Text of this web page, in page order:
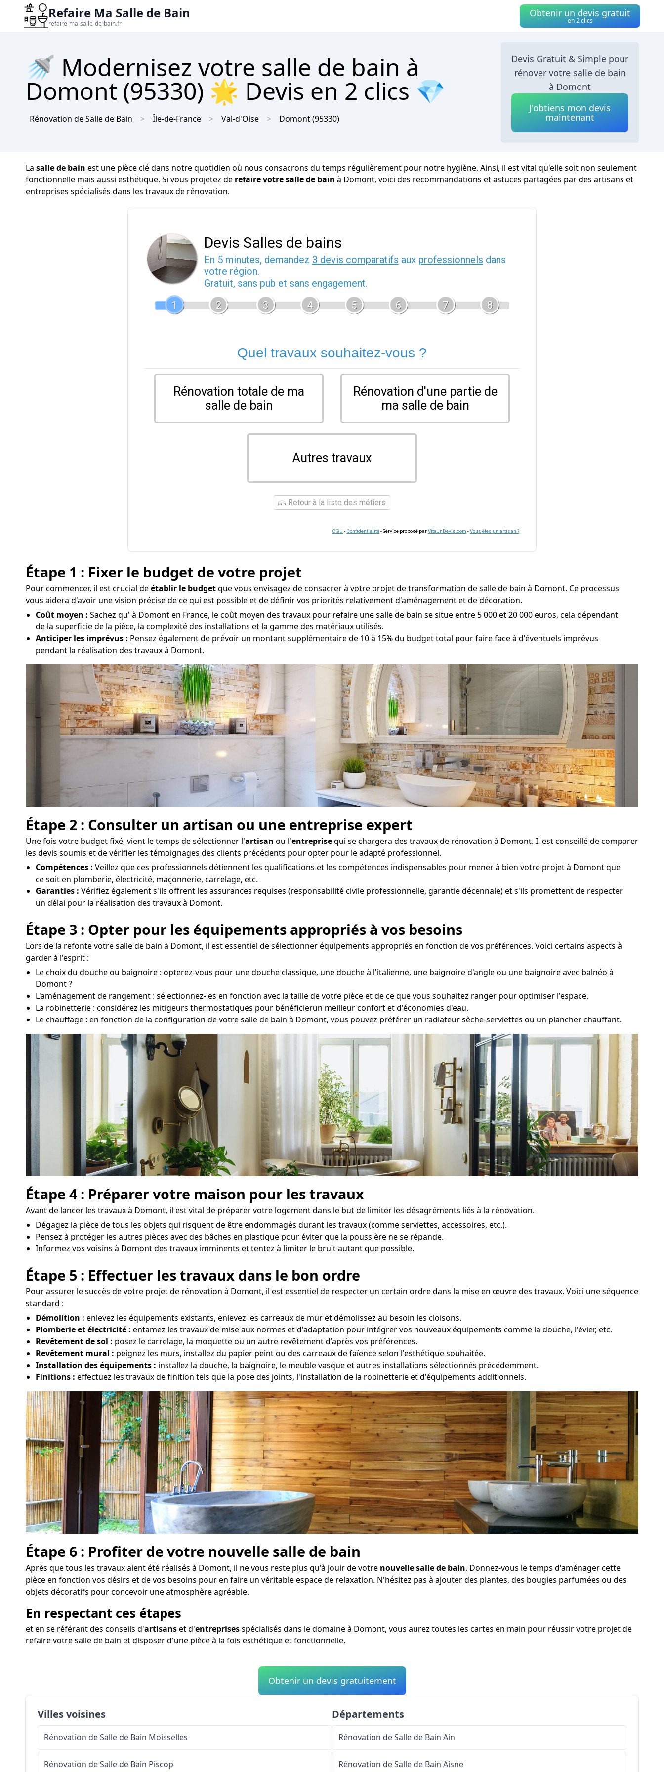
Refaire Ma Salle de Bain
refaire-ma-salle-de-bain.fr
Obtenir un devis gratuit
en 2 clics
🚿 Modernisez votre salle de bain à
Domont (95330) 🌟 Devis en 2 clics 💎
Rénovation de Salle de Bain Île-de-France Val-d'Oise Domont(95330)
Devis Gratuit & Simple pour
rénover votre salle de bain
à Domont
J'obtiens mon devis
maintenant
La salle de bain est une pièce clé dans notre quotidien où nous consacrons du temps régulièrement pour notre hygiène. Ainsi, il est vital qu'elle soit non seulement
fonctionnelle mais aussi esthétique. Si vous projetez de refaire votre salle de bain à Domont, voici des recommandations et astuces partagées par des artisans et
entreprises spécialisés dans les travaux de rénovation.
Devis Salles de bains
En 5 minutes, demandez 3 devis comparatifs aux professionnels dans
votre région.
Gratuit, sans pub et sans engagement.
1
2 3 4 5 6 7 8
Quel travaux souhaitez-vous ?
Rénovation totale de ma
salle de bain
Rénovation d'une partie de
ma salle de bain
Autres travaux
Retour à la liste des métiers
CGU - Confidentialité- Service proposé parViteUnDevis.com -Vous êtes un artisan ?
Étape 1 : Fixer le budget de votre projet
Pour commencer, il est crucial deétablir le budgetque vous envisagez de consacrer à votre projet de transformation de salle de bain à Domont. Ce processus
vous aidera d'avoir une vision précise de ce qui est possible et de définir vos priorités relativement d'aménagement et de décoration.
Coût moyen : Sachez qu' à Domont en France, le coût moyen des travaux pour refaire une salle de bain se situe entre 5 000 et 20 000 euros, cela dépendant
de la superficie de la pièce, la complexité des installations et la gamme des matériaux utilisés.
Anticiper les imprévus : Pensez également de prévoir un montant supplémentaire de 10 à 15% du budget total pour faire face à d'éventuels imprévus
pendant la réalisation des travaux à Domont.
Étape 2 : Consulter un artisan ou une entreprise expert
Une fois votre budget fixé, vient le temps de sélectionner l'artisan ou l'entreprisequi se chargera des travaux de rénovation à Domont. Il est conseillé de comparer
les devis soumis et de vérifier les témoignages des clients précédents pour opter pour le adapté professionnel.
Compétences : Veillez que ces professionnels détiennent les qualifications et les compétences indispensables pour mener à bien votre projet à Domont que
ce soit en plomberie, électricité, maçonnerie, carrelage, etc.
Garanties : Vérifiez également s'ils offrent les assurances requises (responsabilité civile professionnelle, garantie décennale) et s'ils promettent de respecter
un délai pour la réalisation des travaux à Domont.
Étape 3 : Opter pour les équipements appropriés à vos besoins
Lors de la refonte votre salle de bain à Domont, il est essentiel de sélectionner équipements appropriés en fonction de vos préférences. Voici certains aspects à
garder à l'esprit :
Le choix du douche ou baignoire : opterez-vous pour une douche classique, une douche à l'italienne, une baignoire d'angle ou une baignoire avec balnéo à
Domont ?
L'aménagement de rangement : sélectionnez-les en fonction avec la taille de votre pièce et de ce que vous souhaitez ranger pour optimiser l'espace.
La robinetterie : considérez les mitigeurs thermostatiques pour bénéficierun meilleur confort et d'économies d'eau.
Le chauffage : en fonction de la configuration de votre salle de bain à Domont, vous pouvez préférer un radiateur sèche-serviettes ou un plancher chauffant.
Étape 4 : Préparer votre maison pour les travaux
Avant de lancer les travaux à Domont, il est vital de préparer votre logement dans le but de limiter les désagréments liés à la rénovation.
Dégagez la pièce de tous les objets qui risquent de être endommagés durant les travaux (comme serviettes, accessoires, etc.).
Pensez à protéger les autres pièces avec des bâches en plastique pour éviter que la poussière ne se répande.
Informez vos voisins à Domont des travaux imminents et tentez à limiter le bruit autant que possible.
Étape 5 : Effectuer les travaux dans le bon ordre
Pour assurer le succès de votre projet de rénovation à Domont, il est essentiel de respecter un certain ordre dans la mise en œuvre des travaux. Voici une séquence
standard :
Démolition : enlevez les équipements existants, enlevez les carreaux de mur et démolissez au besoin les cloisons.
Plomberie et électricité : entamez les travaux de mise aux normes et d'adaptation pour intégrer vos nouveaux équipements comme la douche, l'évier, etc.
Revêtement de sol : posez le carrelage, la moquette ou un autre revêtement d'après vos préférences.
Revêtement mural : peignez les murs, installez du papier peint ou des carreaux de faïence selon l'esthétique souhaitée.
Installation des équipements : installez la douche, la baignoire, le meuble vasque et autres installations sélectionnés précédemment.
Finitions : effectuez les travaux de finition tels que la pose des joints, l'installation de la robinetterie et d'équipements additionnels.
Étape 6 : Profiter de votre nouvelle salle de bain
Après que tous les travaux aient été réalisés à Domont, il ne vous reste plus qu'à jouir de votre nouvelle salle de bain. Donnez-vous le temps d'aménager cette
pièce en fonction vos désirs et de vos besoins pour en faire un véritable espace de relaxation. N'hésitez pas à ajouter des plantes, des bougies parfumées ou des
objets décoratifs pour concevoir une atmosphère agréable.
En respectant ces étapes
et en se référant des conseils d'artisanset d'entreprisesspécialisés dans le domaine à Domont, vous aurez toutes les cartes en main pour réussir votre projet de
refaire votre salle de bain et disposer d'une pièce à la fois esthétique et fonctionnelle.
Obtenir un devis gratuitement
Villes voisines
Rénovation de Salle de Bain Moisselles
Rénovation de Salle de Bain Piscop
Départements
Rénovation de Salle de Bain Ain
Rénovation de Salle de Bain Aisne